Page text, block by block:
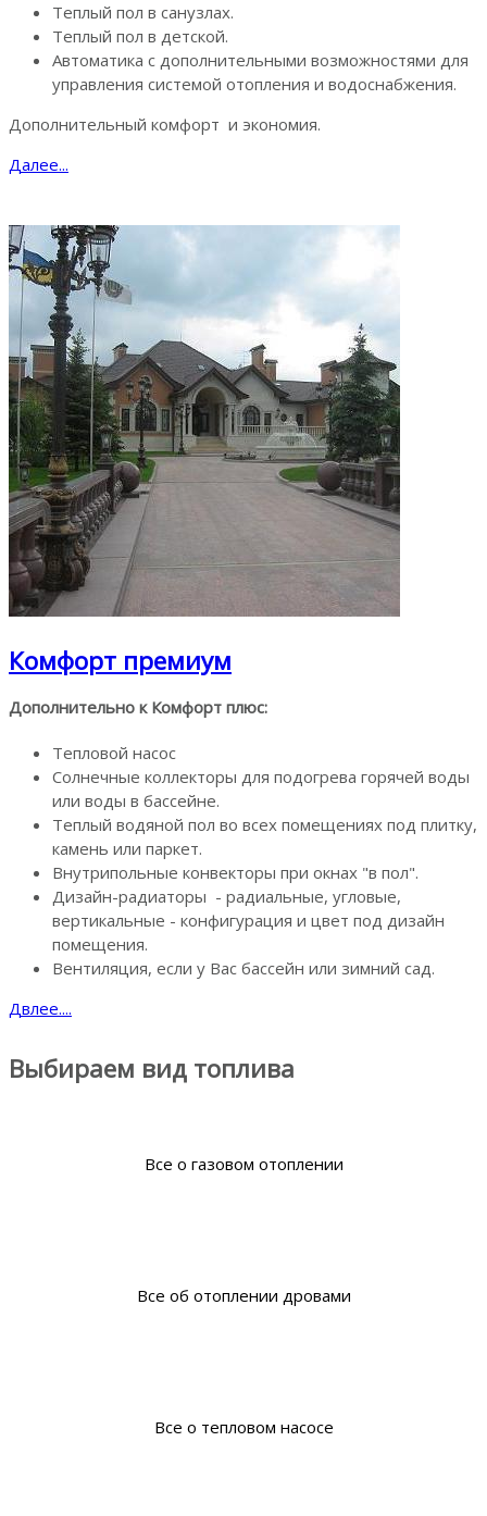
Теплый пол в санузлах.
Теплый пол в детской.
Автоматика с дополнительными возможностями для
управления системой отопления и водоснабжения.
Дополнительный комфорт и экономия.
Далее...
Комфорт премиум
Дополнительно к Комфорт плюс:
Тепловой насос
Солнечные коллекторы для подогрева горячей воды
или воды в бассейне.
Теплый водяной пол во всех помещениях под плитку,
камень или паркет.
Внутрипольные конвекторы при окнах "в пол".
Дизайн-радиаторы - радиальные, угловые,
вертикальные - конфигурация и цвет под дизайн
помещения.
Вентиляция, если у Вас бассейн или зимний сад.
Двлее....
Выбираем вид топлива
Все о газовом отоплении
Все об отоплении дровами
Все о тепловом насосе